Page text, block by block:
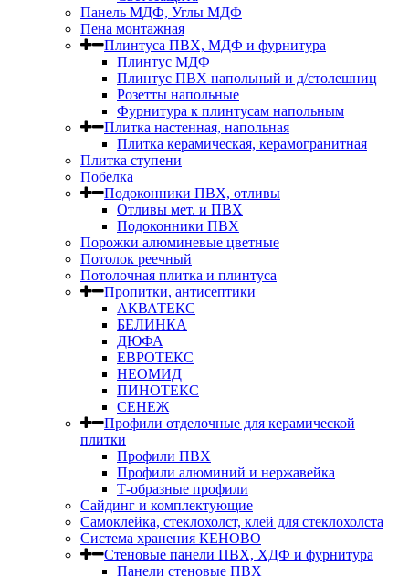
Панель МДФ, Углы МДФ
Пена монтажная
Плинтуса ПВХ, МДФ и фурнитура
Плинтус МДФ
Плинтус ПВХ напольный и д/столешниц
Розетты напольные
Фурнитура к плинтусам напольным
Плитка настенная, напольная
Плитка керамическая, керамогранитная
Плитка ступени
Побелка
Подоконники ПВХ, отливы
Отливы мет. и ПВХ
Подоконники ПВХ
Порожки алюминевые цветные
Потолок реечный
Потолочная плитка и плинтуса
Пропитки, антисептики
АКВАТЕКС
БЕЛИНКА
ДЮФА
ЕВРОТЕКС
НЕОМИД
ПИНОТЕКС
СЕНЕЖ
Профили отделочные для керамической
плитки
Профили ПВХ
Профили алюминий и нержавейка
Т-образные профили
Сайдинг и комплектующие
Самоклейка, стеклохолст, клей для стеклохолста
Система хранения КЕНОВО
Стеновые панели ПВХ, ХДФ и фурнитура
Панели стеновые ПВХ